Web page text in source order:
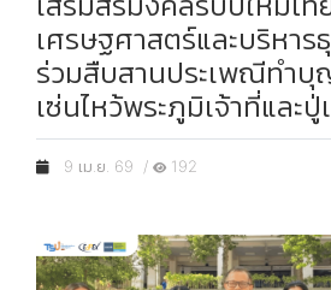
เศรษฐศาสตร์และบริหา
ร่วมสืบสานประเพณีทำบุ
เซ่นไหว้พระภูมิเจ้าที่และปู่
9 เม.ย. 69 / 192